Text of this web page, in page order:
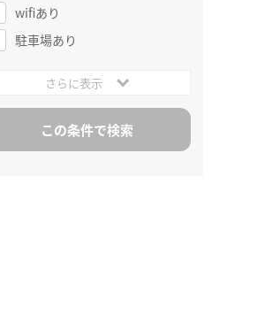
wifiあり
駐車場あり
さらに表示